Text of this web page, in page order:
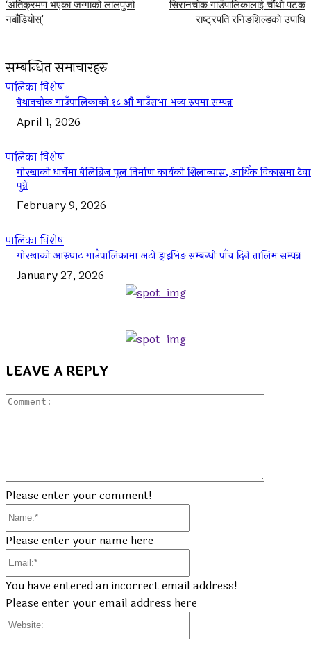
‘अतिक्रमण भएका जग्गाको लालपुर्जा
नबाँडियोस्’
सिरानचोक गाउँपालिकालाई चौंथो पटक
राष्ट्रपति रनिङशिल्डको उपाधि
सम्बन्धित समाचारहरु
पालिका विशेष
बेथानचोक गाउँपालिकाको १८ औं गाउँसभा भव्य रुपमा सम्पन्न
April 1, 2026
पालिका विशेष
गोरखाको धार्चेमा बेलिब्रिज पुल निर्माण कार्यको शिलान्यास, आर्थिक विकासमा टेवा
पुग्ने
February 9, 2026
पालिका विशेष
गोरखाको आरुघाट गाउँपालिकामा अटो ड्राइभिङ सम्बन्धी पाँच दिने तालिम सम्पन्न
January 27, 2026
LEAVE A REPLY
Please enter your comment!
Please enter your name here
You have entered an incorrect email address!
Please enter your email address here